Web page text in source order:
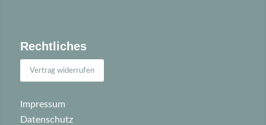
Rechtliches
Vertrag widerrufen
Impressum
Datenschutz